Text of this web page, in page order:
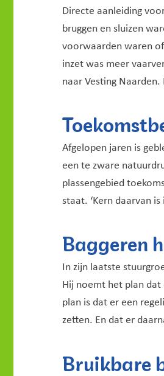
Directe aanleiding
bruggen en sluizen
voorwaarden waren
inzet was meer
naar Vesting
Afgelopen jaren is
een te zware
plassengebied
staat. ‘Kern daarvan
Baggeren
In zijn laatste
Hij noemt het plan
plan is dat er een
zetten. En dat er
Bruikbare